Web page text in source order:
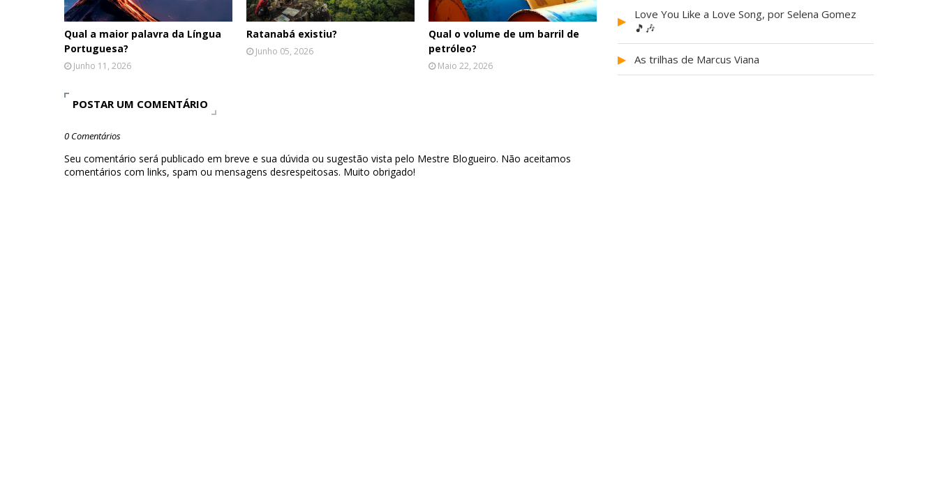
Qual a maior palavra da Língua
Portuguesa?
Junho 11, 2026
Ratanabá existiu?
Junho 05, 2026
Qual o volume de um barril de
petróleo?
Maio 22, 2026
POSTAR UM COMENTÁRIO
0 Comentários
Seu comentário será publicado em breve e sua dúvida ou sugestão vista pelo Mestre Blogueiro. Não aceitamos
comentários com links, spam ou mensagens desrespeitosas. Muito obrigado!
▶
Love You Like a Love Song, por Selena Gomez
🎵🎶
▶ As trilhas de Marcus Viana